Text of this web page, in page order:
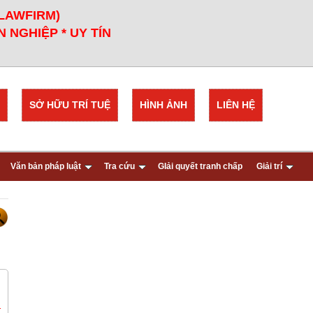
NGHIỆP * UY TÍN
LIÊN HỆ
HÌNH ẢNH
SỞ HỮU TRÍ TUỆ
Văn bản pháp luật Tra cứu GIải quyết tranh chấp Giải trí